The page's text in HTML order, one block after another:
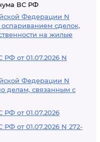
ВС РФ
Федерации N
сделок,
на жилые
от 01.07.2026 N
Федерации N
делам, связанным с
от 01.07.2026
от 01.07.2026 N 272-